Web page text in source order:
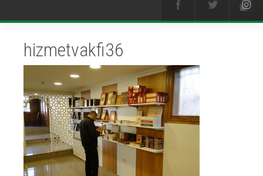
hizmetvakfi36